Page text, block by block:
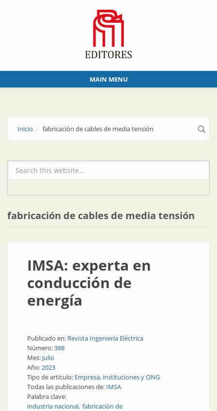
MAIN MENU
Inicio fabricación de cables de media tensión
Formulario de búsqueda
fabricación de cables de media tensión
IMSA: experta en
conducción de
energía
Publicado en: Revista Ingeniería Eléctrica
Número:388
Mes: Julio
Año:2023
Tipo de artículo: Empresa, instituciones y ONG
Todas las publicaciones de: IMSA
Palabra clave:
industria nacional fabricación de